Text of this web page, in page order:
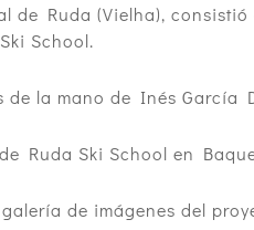
de Ruda (Vielha),
School.
de la mano de Inés García
Ruda Ski School en
de imágenes del